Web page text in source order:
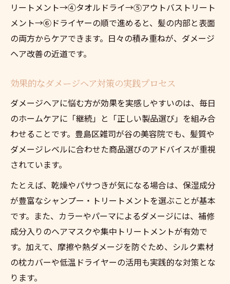
リートメント→④タオルドライ→⑤アウトバストリート
メント→⑥ドライヤーの順で進めると、髪の内部と表面
の両方からケアできます。日々の積み重ねが、ダメージ
ヘア改善の近道です。
効果的なダメージヘア対策の実践プロセス
ダメージヘアに悩む方が効果を実感しやすいのは、毎日
のホームケアに「継続」と「正しい製品選び」を組み合
わせることです。豊島区雑司が谷の美容院でも、髪質や
ダメージレベルに合わせた商品選びのアドバイスが重視
されています。
たとえば、乾燥やパサつきが気になる場合は、保湿成分
が豊富なシャンプー・トリートメントを選ぶことが基本
です。また、カラーやパーマによるダメージには、補修
成分入りのヘアマスクや集中トリートメントが有効で
す。加えて、摩擦や熱ダメージを防ぐため、シルク素材
の枕カバーや低温ドライヤーの活用も実践的な対策とな
ります。